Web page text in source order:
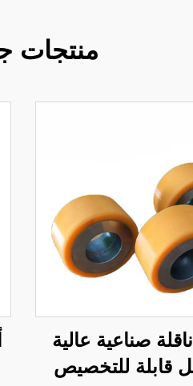
منتجات
صناعية عالية
قابلة للتخصيص